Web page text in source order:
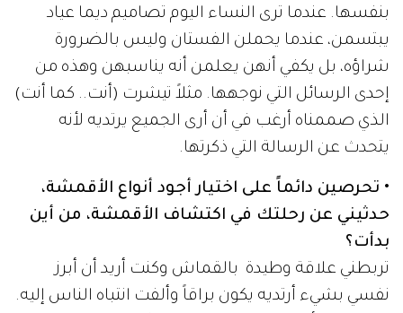
بنفسها. عندما ترى النساء اليوم تصاميم ديما عياد
يبتسمن، عندما يحملن الفستان وليس بالضرورة
شراؤه، بل يكفي أنهن يعلمن أنه يناسبهن وهذه من
إحدى الرسائل التي نوجهها. مثلاً تيشرت (أنت.. كما أنت)
الذي صممناه أرغب في أن أرى الجميع يرتديه لأنه
يتحدث عن الرسالة التي ذكرتها.
• تحرصين دائماً على اختيار أجود أنواع الأقمشة،
حدثيني عن رحلتك في اكتشاف الأقمشة، من أين
بدأت؟
تربطني علاقة وطيدة بالقماش وكنت أريد أن أبرز
نفسي بشيء أرتديه يكون براقاً وألفت انتباه الناس إليه.